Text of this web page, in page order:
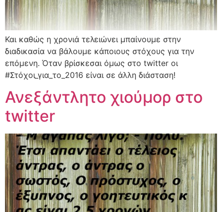
Και καθώς η χρονιά τελειώνει μπαίνουμε στην
διαδικασία να βάλουμε κάποιους στόχους για την
επόμενη. Όταν βρίσκεσαι όμως στο twitter οι
#Στόχοι_για_το_2016 είναι σε άλλη διάσταση!
Ανεξάντλητο χιούμορ στο
twitter